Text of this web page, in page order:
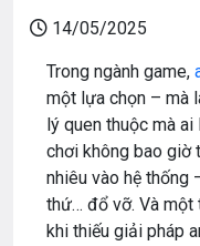
14/05/2025
Trong ngành game,
một lựa chọn – mà
lý quen thuộc mà
chơi không bao
nhiêu vào hệ thống
thứ… đổ vỡ. Và một
khi thiếu giải pháp